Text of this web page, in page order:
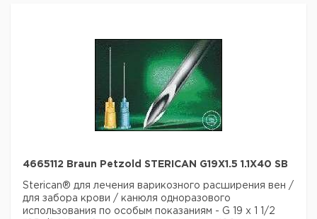
4665112 Braun Petzold STERICAN G19X1.5 1.1X40 SB
Sterican® для лечения варикозного расширения вен /
для забора крови / канюля одноразового
использования по особым показаниям - G 19 x 1 1/2